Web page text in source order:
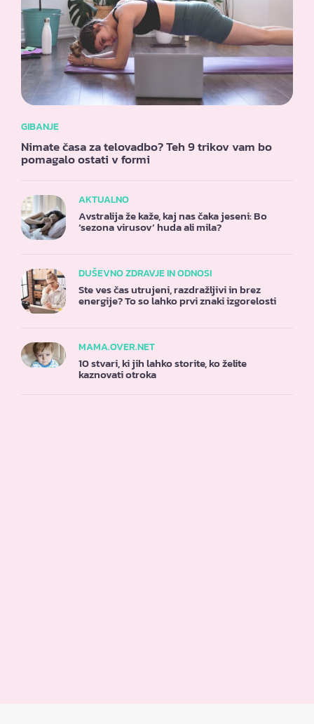
GIBANJE
Nimate časa za telovadbo? Teh 9 trikov vam bo
pomagalo ostati v formi
AKTUALNO
Avstralija že kaže, kaj nas čaka jeseni: Bo
‘sezona virusov’ huda ali mila?
DUŠEVNO ZDRAVJE IN ODNOSI
Ste ves čas utrujeni, razdražljivi in brez
energije? To so lahko prvi znaki izgorelosti
MAMA.OVER.NET
10 stvari, ki jih lahko storite, ko želite
kaznovati otroka